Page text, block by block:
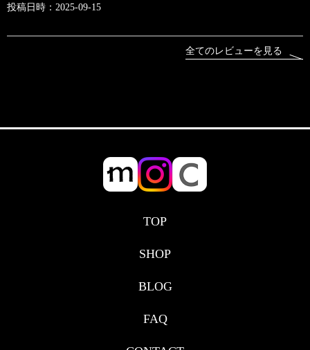
投稿日時：2025-09-15
全てのレビューを見る
TOP
SHOP
BLOG
FAQ